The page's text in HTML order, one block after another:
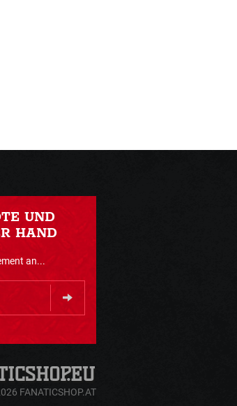
UND
HAND
an...
FANATICSHOP.AT